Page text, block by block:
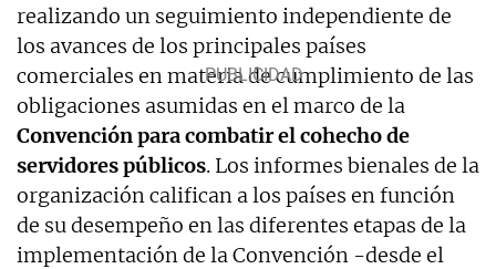
realizando un seguimiento independiente de
los avances de los principales países
comerciales en materia de cumplimiento de las
obligaciones asumidas en el marco de la
Convención para combatir el cohecho de
servidores públicos. Los informes bienales de la
organización califican a los países en función
de su desempeño en las diferentes etapas de la
implementación de la Convención -desde el